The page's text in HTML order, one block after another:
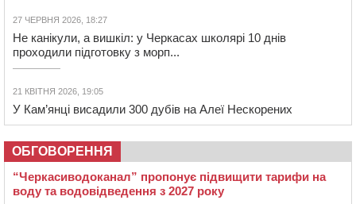
27 ЧЕРВНЯ 2026, 18:27
Не канікули, а вишкіл: у Черкасах школярі 10 днів
проходили підготовку з морп...
21 КВІТНЯ 2026, 19:05
У Кам’янці висадили 300 дубів на Алеї Нескорених
ОБГОВОРЕННЯ
“Черкасиводоканал” пропонує підвищити тарифи на
воду та водовідведення з 2027 року